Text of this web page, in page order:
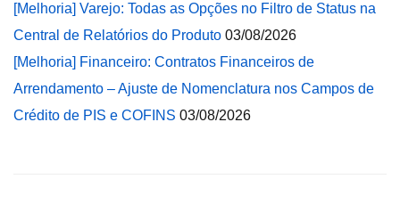
[Melhoria] Varejo: Todas as Opções no Filtro de Status na
Central de Relatórios do Produto 03/08/2026
[Melhoria] Financeiro: Contratos Financeiros de
Arrendamento – Ajuste de Nomenclatura nos Campos de
Crédito de PIS e COFINS 03/08/2026